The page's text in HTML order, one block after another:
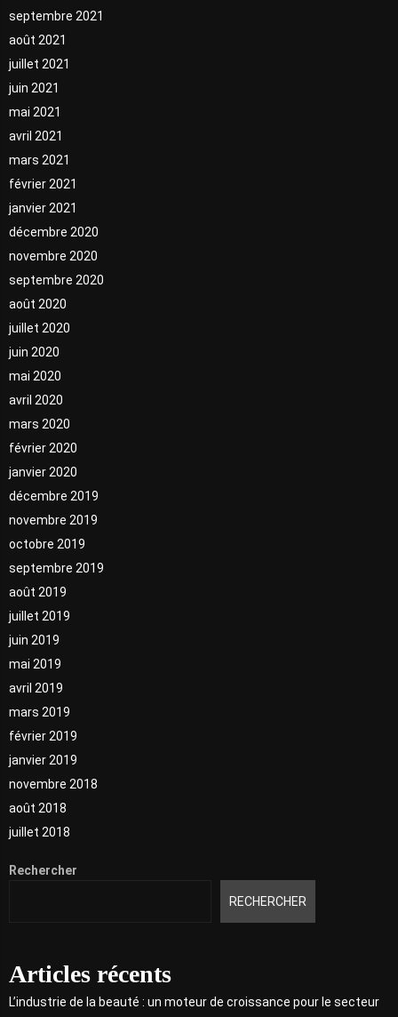
septembre 2021
août 2021
juillet 2021
juin 2021
mai 2021
avril 2021
mars 2021
février 2021
janvier 2021
décembre 2020
novembre 2020
septembre 2020
août 2020
juillet 2020
juin 2020
mai 2020
avril 2020
mars 2020
février 2020
janvier 2020
décembre 2019
novembre 2019
octobre 2019
septembre 2019
août 2019
juillet 2019
juin 2019
mai 2019
avril 2019
mars 2019
février 2019
janvier 2019
novembre 2018
août 2018
juillet 2018
Rechercher
RECHERCHER
Articles récents
L’industrie de la beauté : un moteur de croissance pour le secteur